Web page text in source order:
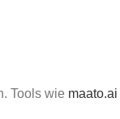
Tools wie maato.ai